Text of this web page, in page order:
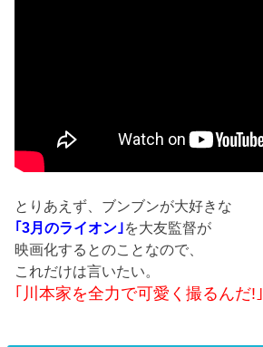
とりあえず、ブンブンが大好きな
｢3月のライオン｣を大友監督が
映画化するとのことなので、
これだけは言いたい。
｢川本家を全力で可愛く撮るんだ!｣